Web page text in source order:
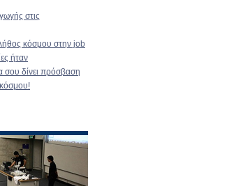
στις
κόσμου στην job
ήταν
σου δίνει πρόσβαση